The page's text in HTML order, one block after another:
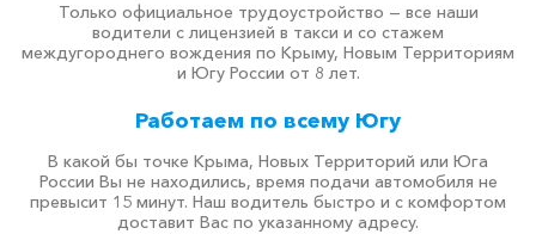
Только официальное трудоустройство — все наши
водители с лицензией в такси и со стажем
междугороднего вождения по Крыму, Новым Территориям
и Югу России от 8 лет.
Работаем по всему Югу
В какой бы точке Крыма, Новых Территорий или Юга
России Вы не находились, время подачи автомобиля не
превысит 15 минут. Наш водитель быстро и с комфортом
доставит Вас по указанному адресу.